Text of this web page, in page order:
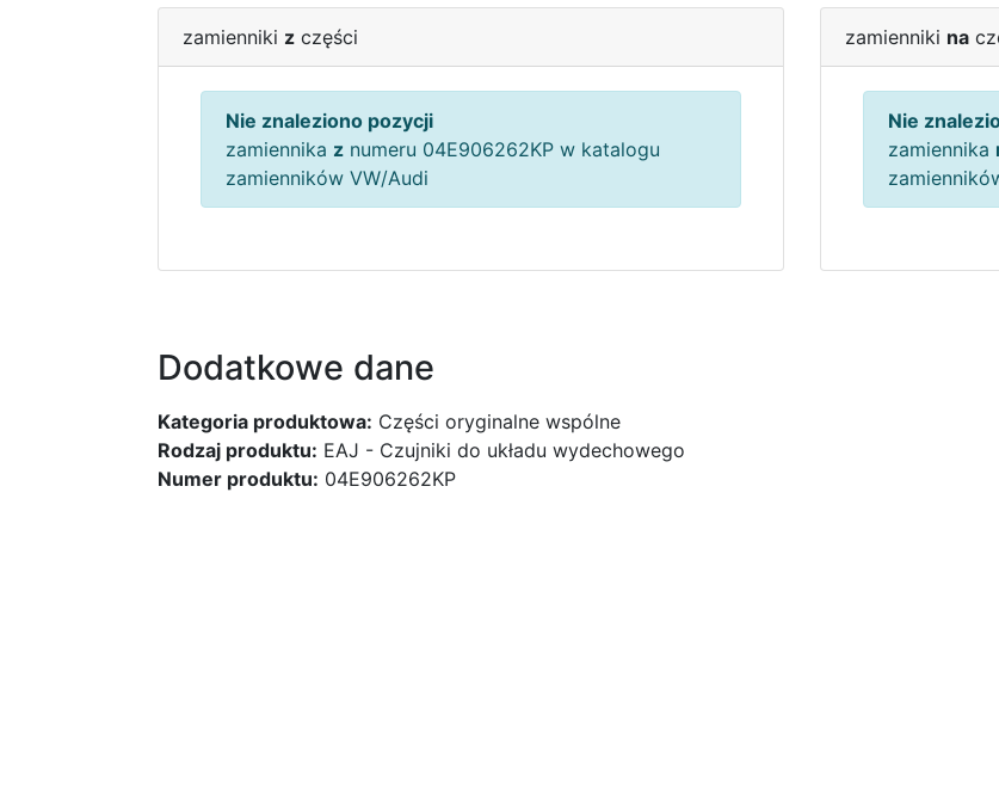
zamienniki z części
Nie znaleziono pozycji
zamiennika z numeru 04E906262KP w katalogu
zamienników VW/Audi
zamienniki na
Nie
zamiennika
Dodatkowe dane
Kategoria produktowa: Części oryginalne wspólne
Rodzaj produktu: EAJ - Czujniki do układu wydechowego
Numer produktu: 04E906262KP